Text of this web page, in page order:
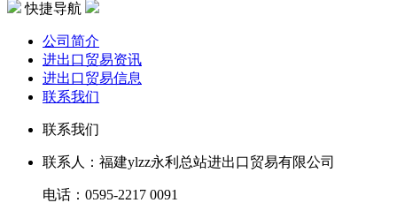
快捷导航
公司简介
进出口贸易资讯
进出口贸易信息
联系我们
联系我们
联系人：福建ylzz永利总站进出口贸易有限公司
电话：0595-2217 0091